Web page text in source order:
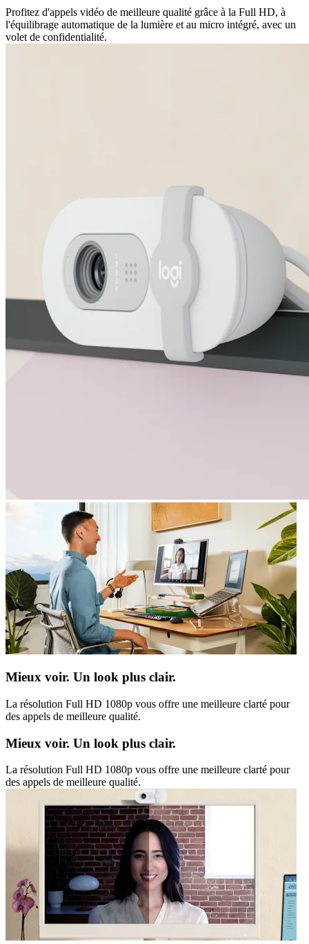
Profitez d'appels vidéo de meilleure qualité grâce à la Full HD, à
l'équilibrage automatique de la lumière et au micro intégré, avec un
volet de confidentialité.
Mieux voir. Un look plus clair.
La résolution Full HD 1080p vous offre une meilleure clarté pour
des appels de meilleure qualité.
Mieux voir. Un look plus clair.
La résolution Full HD 1080p vous offre une meilleure clarté pour
des appels de meilleure qualité.